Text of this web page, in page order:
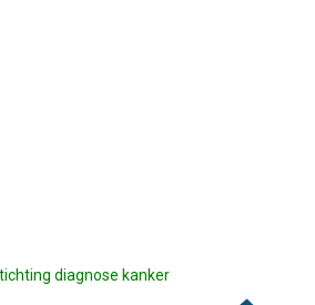
diagnose kanker